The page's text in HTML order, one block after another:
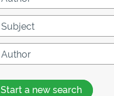
Start a new search